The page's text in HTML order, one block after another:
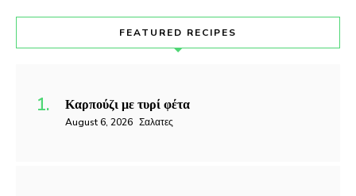
FEATURED RECIPES
Καρπούζι με τυρί φέτα
August 6, 2026 Σαλατες